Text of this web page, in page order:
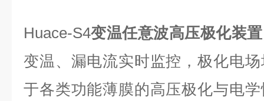
Huace-S4变温任意波高压极化装置
变温、漏电流实时监控，极化电
于各类功能薄膜的高压极化与电